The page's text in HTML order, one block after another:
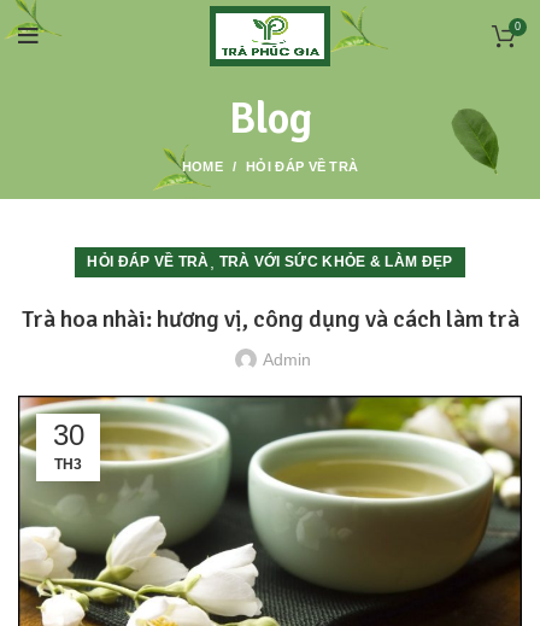
0
Blog
HOME HỎI ĐÁP VỀ TRÀ
HỎI ĐÁP VỀ TRÀ TRÀ VỚI SỨC KHỎE & LÀM ĐẸP
Trà hoa nhài: hương vị, công dụng và cách làm trà
Admin
30
TH3